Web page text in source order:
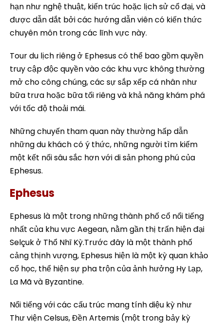
hạn như nghệ thuật, kiến trúc hoặc lịch sử cổ đại, và
được dẫn dắt bởi các hướng dẫn viên có kiến thức
chuyên môn trong các lĩnh vực này.
Tour du lịch riêng ở Ephesus có thể bao gồm quyền
truy cập độc quyền vào các khu vực không thường
mở cho công chúng, các sự sắp xếp cá nhân như
bữa trưa hoặc bữa tối riêng và khả năng khám phá
với tốc độ thoải mái.
Những chuyến tham quan này thường hấp dẫn
những du khách có ý thức, những người tìm kiếm
một kết nối sâu sắc hơn với di sản phong phú của
Ephesus.
Ephesus
Ephesus là một trong những thành phố cổ nổi tiếng
nhất của khu vực Aegean, nằm gần thị trấn hiện đại
Selçuk ở Thổ Nhĩ Kỳ.Trước đây là một thành phố
cảng thịnh vượng, Ephesus hiện là một kỳ quan khảo
cổ học, thể hiện sự pha trộn của ảnh hưởng Hy Lạp,
La Mã và Byzantine.
Nổi tiếng với các cấu trúc mang tính diệu kỳ như
Thư viện Celsus, Đền Artemis (một trong bảy kỳ